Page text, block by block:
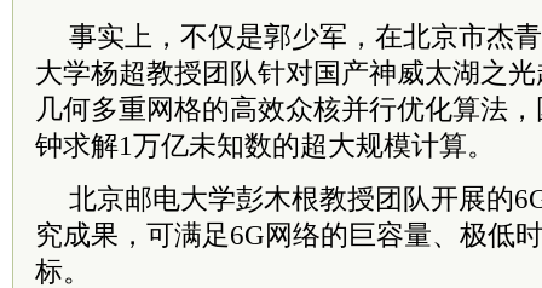
事实上，不仅是郭少军，在北京市杰
大学杨超教授团队针对国产神威太湖之
几何多重网格的高效众核并行优化算法
钟求解1万亿未知数的超大规模计算。
北京邮电大学彭木根教授团队开展的
究成果，可满足6G网络的巨容量、极低
标。